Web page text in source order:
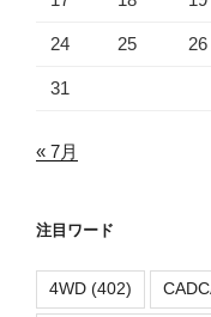
24 25 26
31
« 7月
注目ワード
4WD (402)